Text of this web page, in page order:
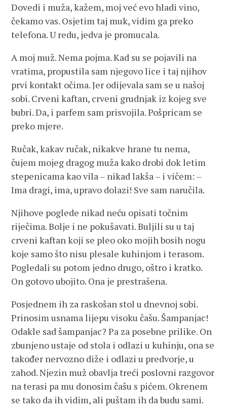
Dovedi i muža, kažem, moj već evo hladi vino,
čekamo vas. Osjetim taj muk, vidim ga preko
telefona. U redu, jedva je promucala.
A moj muž. Nema pojma. Kad su se pojavili na
vratima, propustila sam njegovo lice i taj njihov
prvi kontakt očima. Jer odijevala sam se u našoj
sobi. Crveni kaftan, crveni grudnjak iz kojeg sve
bubri. Da, i parfem sam prisvojila. Pošpricam se
preko mjere.
Ručak, kakav ručak, nikakve hrane tu nema,
čujem mojeg dragog muža kako drobi dok letim
stepenicama kao vila – nikad lakša – i vičem: –
Ima dragi, ima, upravo dolazi! Sve sam naručila.
Njihove poglede nikad neću opisati točnim
riječima. Bolje i ne pokušavati. Buljili su u taj
crveni kaftan koji se pleo oko mojih bosih nogu
koje samo što nisu plesale kuhinjom i terasom.
Pogledali su potom jedno drugo, oštro i kratko.
On gotovo ubojito. Ona je prestrašena.
Posjednem ih za raskošan stol u dnevnoj sobi.
Prinosim usnama lijepu visoku čašu. Šampanjac!
Odakle sad šampanjac? Pa za posebne prilike. On
zbunjeno ustaje od stola i odlazi u kuhinju, ona se
također nervozno diže i odlazi u predvorje, u
zahod. Njezin muž obavlja treći poslovni razgovor
na terasi pa mu donosim čašu s pićem. Okrenem
se tako da ih vidim, ali puštam ih da budu sami.